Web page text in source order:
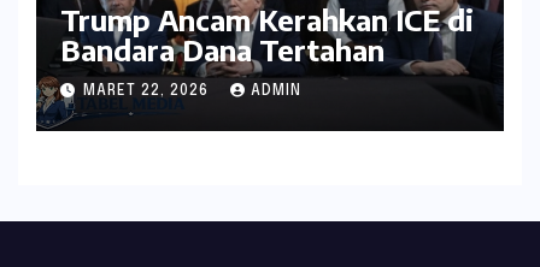
Trump Ancam Kerahkan ICE di
Bandara Dana Tertahan
MARET 22, 2026 ADMIN